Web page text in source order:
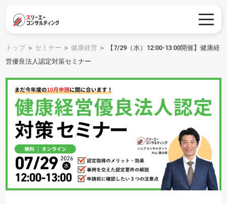
トップ ＞ セミナー ＞ 健康経営 ＞
【7/29（水）12:00-13:00開催】健康経
営優良法人認定対策セミナー